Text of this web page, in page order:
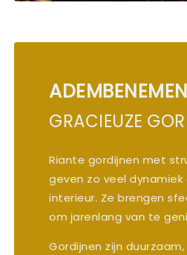
GRACIEUZE
Riante gordijnen met
geven zo veel dynamiek
interieur. Ze brengen
om jarenlang van te
Gordijnen zijn duurzaam,